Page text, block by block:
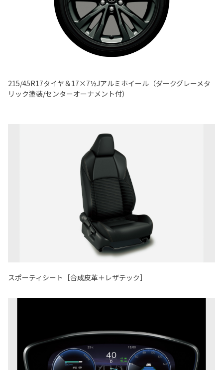
215/45R17タイヤ＆17×7½Jアルミホイール（ダークグレーメタ
リック塗装/センターオーナメント付）
スポーティシート［合成皮革＋レザテック］